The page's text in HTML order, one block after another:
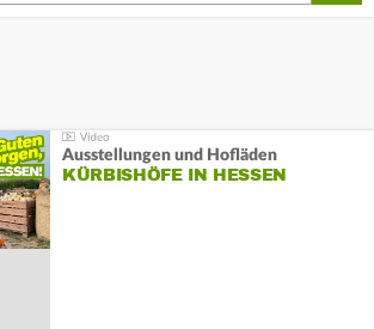
Ausstellungen und Hofläden
KÜRBISHÖFE IN HESSEN